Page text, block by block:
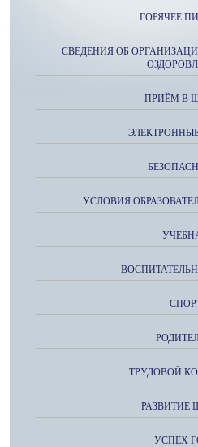
ГОРЯЧЕЕ
СВЕДЕНИЯ ОБ
ПРИЁМ В
УСЛОВИЯ
ТРУДОВОЙ
РАЗВИТИЕ
УСПЕХ